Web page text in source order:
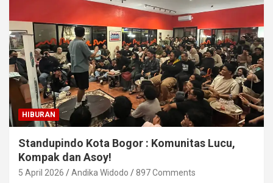
HIBURAN
Standupindo Kota Bogor : Komunitas Lucu,
Kompak dan Asoy!
5 April 2026 Andika Widodo 897 Comments